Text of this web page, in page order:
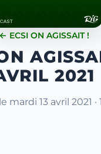
← ECSI ON AGISSAIT !
2021
mardi 13 avril 2021 ·